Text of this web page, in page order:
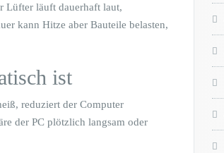
Lüfter läuft dauerhaft laut,
kann Hitze aber Bauteile belasten,
ist
reduziert der Computer
der PC plötzlich langsam oder